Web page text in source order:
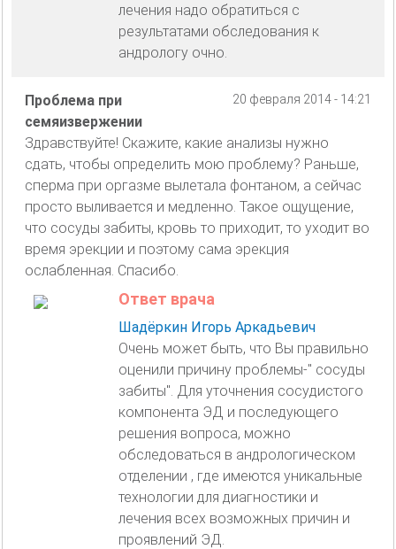
лечения надо обратиться с
результатами обследования к
андрологу очно.
20 февраля 2014 - 14:21
Проблема при
семяизвержении
Здравствуйте! Скажите, какие анализы нужно
сдать, чтобы определить мою проблему? Раньше,
сперма при оргазме вылетала фонтаном, а сейчас
просто выливается и медленно. Такое ощущение,
что сосуды забиты, кровь то приходит, то уходит во
время эрекции и поэтому сама эрекция
ослабленная. Спасибо.
Ответ врача
Шадёркин Игорь Аркадьевич
Очень может быть, что Вы правильно
оценили причину проблемы-" сосуды
забиты". Для уточнения сосудистого
компонента ЭД и последующего
решения вопроса, можно
обследоваться в андрологическом
отделении , где имеются уникальные
технологии для диагностики и
лечения всех возможных причин и
проявлений ЭД.